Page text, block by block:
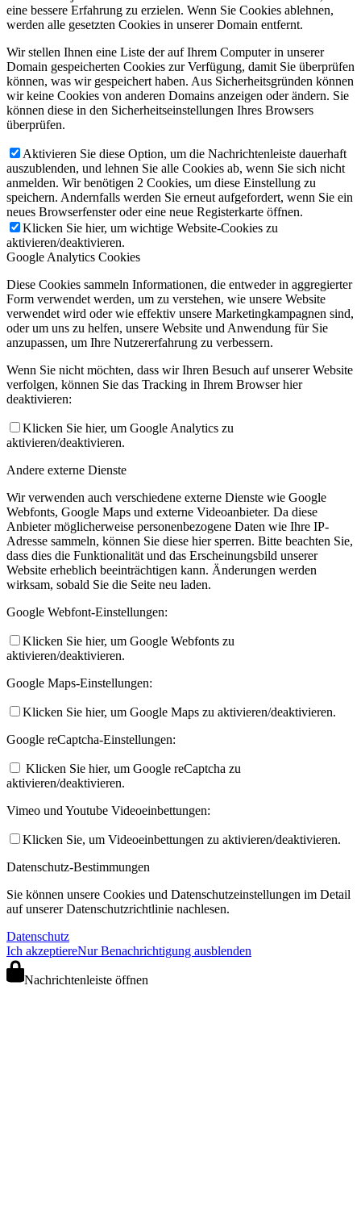
eine bessere Erfahrung zu erzielen. Wenn Sie Cookies ablehnen,
werden alle gesetzten Cookies in unserer Domain entfernt.
Wir stellen Ihnen eine Liste der auf Ihrem Computer in unserer
Domain gespeicherten Cookies zur Verfügung, damit Sie überprüfen
können, was wir gespeichert haben. Aus Sicherheitsgründen können
wir keine Cookies von anderen Domains anzeigen oder ändern. Sie
können diese in den Sicherheitseinstellungen Ihres Browsers
überprüfen.
Aktivieren Sie diese Option, um die Nachrichtenleiste dauerhaft
auszublenden, und lehnen Sie alle Cookies ab, wenn Sie sich nicht
anmelden. Wir benötigen 2 Cookies, um diese Einstellung zu
speichern. Andernfalls werden Sie erneut aufgefordert, wenn Sie ein
neues Browserfenster oder eine neue Registerkarte öffnen.
Klicken Sie hier, um wichtige Website-Cookies zu
aktivieren/deaktivieren.
Google Analytics Cookies
Diese Cookies sammeln Informationen, die entweder in aggregierter
Form verwendet werden, um zu verstehen, wie unsere Website
verwendet wird oder wie effektiv unsere Marketingkampagnen sind,
oder um uns zu helfen, unsere Website und Anwendung für Sie
anzupassen, um Ihre Nutzererfahrung zu verbessern.
Wenn Sie nicht möchten, dass wir Ihren Besuch auf unserer Website
verfolgen, können Sie das Tracking in Ihrem Browser hier
deaktivieren:
Klicken Sie hier, um Google Analytics zu
aktivieren/deaktivieren.
Andere externe Dienste
Wir verwenden auch verschiedene externe Dienste wie Google
Webfonts, Google Maps und externe Videoanbieter. Da diese
Anbieter möglicherweise personenbezogene Daten wie Ihre IP-
Adresse sammeln, können Sie diese hier sperren. Bitte beachten Sie,
dass dies die Funktionalität und das Erscheinungsbild unserer
Website erheblich beeinträchtigen kann. Änderungen werden
wirksam, sobald Sie die Seite neu laden.
Google Webfont-Einstellungen:
Klicken Sie hier, um Google Webfonts zu
aktivieren/deaktivieren.
Google Maps-Einstellungen:
Klicken Sie hier, um Google Maps zu aktivieren/deaktivieren.
Google reCaptcha-Einstellungen:
Klicken Sie hier, um Google reCaptcha zu
aktivieren/deaktivieren.
Vimeo und Youtube Videoeinbettungen:
Klicken Sie, um Videoeinbettungen zu aktivieren/deaktivieren.
Datenschutz-Bestimmungen
Sie können unsere Cookies und Datenschutzeinstellungen im Detail
auf unserer Datenschutzrichtlinie nachlesen.
Datenschutz
Ich akzeptiereNur Benachrichtigung ausblenden
Nachrichtenleiste öffnen